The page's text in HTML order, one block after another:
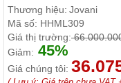
Giường
áo, bàn
trang
điểm
Nội
Thương hiệu: Jovani
Mã số: HHML309
Giá thị trường:
Giảm: 45%
Giá chúng tôi: